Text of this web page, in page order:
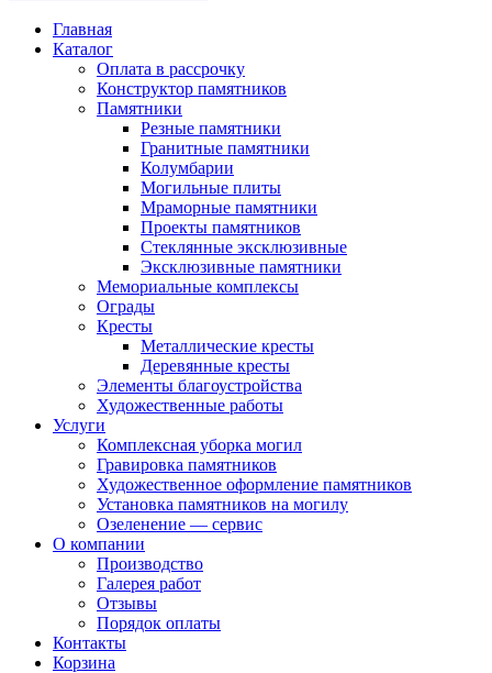
Главная
Каталог
Оплата в рассрочку
Конструктор памятников
Памятники
Резные памятники
Гранитные памятники
Колумбарии
Могильные плиты
Мраморные памятники
Проекты памятников
Стеклянные эксклюзивные
Эксклюзивные памятники
Мемориальные комплексы
Ограды
Кресты
Металлические кресты
Деревянные кресты
Элементы благоустройства
Художественные работы
Услуги
Комплексная уборка могил
Гравировка памятников
Художественное оформление памятников
Установка памятников на могилу
Озеленение — сервис
О компании
Производство
Галерея работ
Отзывы
Порядок оплаты
Контакты
Корзина